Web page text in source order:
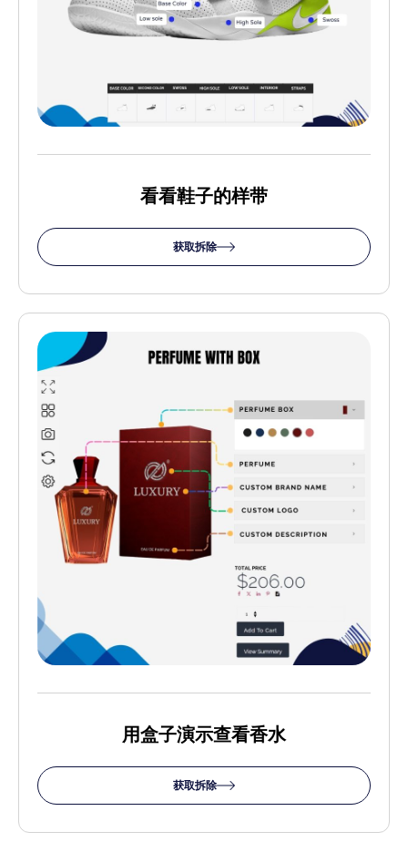
看看鞋子的样带
获取拆除
用盒子演示查看香水
获取拆除